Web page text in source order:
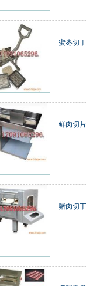
·蜜枣切
·鲜肉切
·猪肉切